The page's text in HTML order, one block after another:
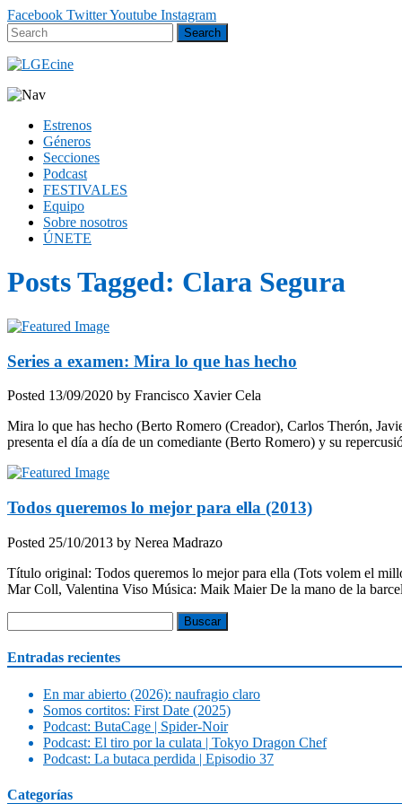
Facebook TwitterYoutube Instagram
Estrenos
Géneros
Secciones
Podcast
FESTIVALES
Equipo
Sobre nosotros
ÚNETE
Posts Tagged: Clara Segura
Series a examen: Mira lo que has hecho
Posted 13/09/2020 by Francisco Xavier Cela
Mira lo que has hecho (Berto Romero (Creador), Carlos Therón,
presenta el día a día de un comediante (Berto Romero) y su
Todos queremos lo mejor para ella (2013)
Posted 25/10/2013 by Nerea Madrazo
Título original: Todos queremos lo mejor para ella (Tots volem el
Mar Coll, Valentina Viso Música: Maik Maier De la mano de la
Entradas recientes
En mar abierto (2026): naufragio claro
Somos cortitos: First Date (2025)
Podcast: ButaCage | Spider-Noir
Podcast: El tiro por la culata | Tokyo Dragon Chef
Podcast: La butaca perdida | Episodio 37
Categorías